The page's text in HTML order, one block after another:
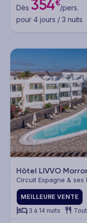
Dès 354€/pers.
pour 4 jours / 3 nuits
Hôtel LIVVO
Circuit Espagne &
MEILLEURE VENTE
3 à 14 nuits